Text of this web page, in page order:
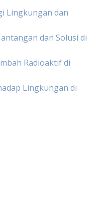
Lingkungan dan
dan Solusi di
Radioaktif di
Lingkungan di